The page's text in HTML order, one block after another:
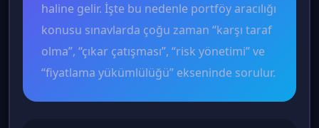
haline gelir. İşte bu nedenle portföy aracılığı
konusu sınavlarda çoğu zaman “karşı taraf
olma”, “çıkar çatışması”, “risk yönetimi” ve
“fiyatlama yükümlülüğü” ekseninde sorulur.